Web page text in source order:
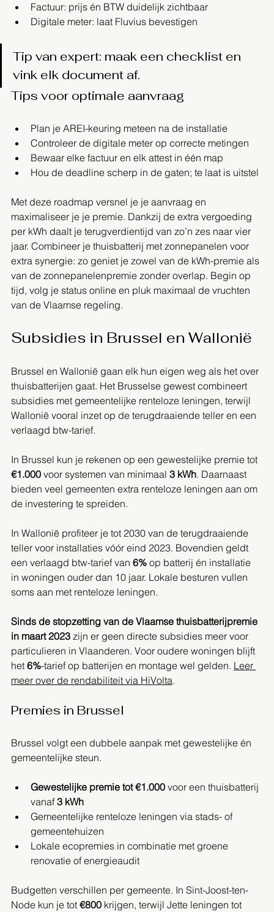
Factuur: prijs én BTW duidelijk zichtbaar
Digitale meter: laat Fluvius bevestigen
Tip van expert: maak een checklist en
vink elk document af.
Tips voor optimale aanvraag
Plan je AREI-keuring meteen na de installatie
Controleer de digitale meter op correcte metingen
Bewaar elke factuur en elk attest in één map
Hou de deadline scherp in de gaten; te laat is uitstel
Met deze roadmap versnel je je aanvraag en
maximaliseer je je premie. Dankzij de extra vergoeding
per kWh daalt je terugverdientijd van zo’n zes naar vier
jaar. Combineer je thuisbatterij met zonnepanelen voor
extra synergie: zo geniet je zowel van de kWh-premie als
van de zonnepanelenpremie zonder overlap. Begin op
tijd, volg je status online en pluk maximaal de vruchten
van de Vlaamse regeling.
Subsidies in Brussel en Wallonië
Brussel en Wallonië gaan elk hun eigen weg als het over
thuisbatterijen gaat. Het Brusselse gewest combineert
subsidies met gemeentelijke renteloze leningen, terwijl
Wallonië vooral inzet op de terugdraaiende teller en een
verlaagd btw-tarief.
In Brussel kun je rekenen op een gewestelijke premie tot
€1.000 voor systemen van minimaal 3 kWh. Daarnaast
bieden veel gemeenten extra renteloze leningen aan om
de investering te spreiden.
In Wallonië profiteer je tot 2030 van de terugdraaiende
teller voor installaties vóór eind 2023. Bovendien geldt
een verlaagd btw-tarief van 6% op batterij én installatie
in woningen ouder dan 10 jaar. Lokale besturen vullen
soms aan met renteloze leningen.
Sinds de stopzetting van de Vlaamse thuisbatterijpremie
in maart 2023 zijn er geen directe subsidies meer voor
particulieren in Vlaanderen. Voor oudere woningen blijft
het 6%-tarief op batterijen en montage wel gelden. Leer
meer over de rendabiliteit via HiVolta.
Premies in Brussel
Brussel volgt een dubbele aanpak met gewestelijke én
gemeentelijke steun.
Gewestelijke premie tot €1.000 voor een thuisbatterij
vanaf 3 kWh
Gemeentelijke renteloze leningen via stads- of
gemeentehuizen
Lokale ecopremies in combinatie met groene
renovatie of energieaudit
Budgetten verschillen per gemeente. In Sint-Joost-ten-
Node kun je tot €800 krijgen, terwijl Jette leningen tot